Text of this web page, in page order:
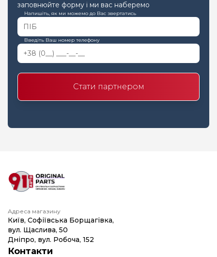
заповнюйте форму і ми вас наберемо
Напишіть, як ми можемо до Вас звертатись
Введіть Ваш номер телефону
Стати партнером
Адреса магазину
Київ, Софіївська Борщагівка,
вул. Щаслива, 50
Дніпро, вул. Робоча, 152
Контакти